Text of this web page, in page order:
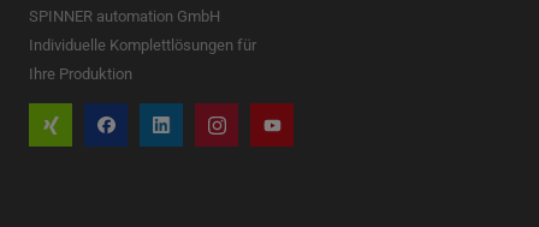
SPINNER automation GmbH
Individuelle Komplettlösungen für
Ihre Produktion